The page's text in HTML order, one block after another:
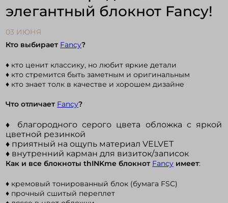
элегантный блокнот Fancy!
03 ИЮНЯ
Кто выбирает Fancy?
♦ кто ценит классику, но любит яркие детали
♦ кто стремится быть заметным и оригинальным
♦ кто знает толк в качестве и хорошем дизайне
Что отличает Fancy?
♦ благородного серого цвета обложка с яркой
цветной резинкой
♦ приятный на ощупь материал VELVET
♦ внутренний карман для визиток/записок
Как и все блокноты thINKme блокнот Fancy имеет:
♦ кремовый тонированный блок (бумага FSC)
♦ прочный сшитый переплет
Запомнить меня
Войти в кабинет